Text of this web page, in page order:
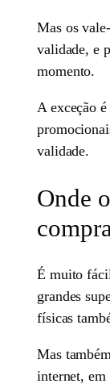
Mas os
validade, e
momento.
A exceção
validade.
Onde
É muito
grandes
físicas
Mas
internet, em